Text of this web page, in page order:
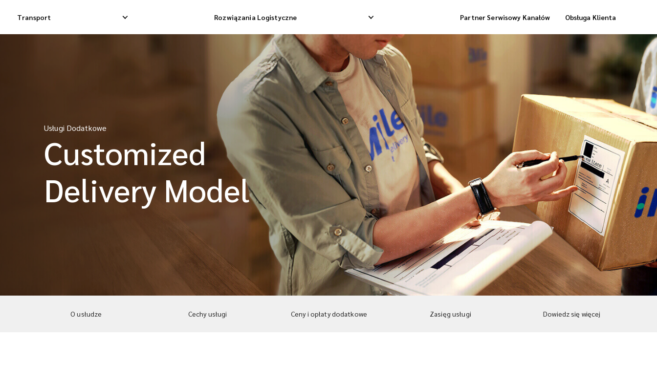
Transport Rozwiązania Logistyczne
Krajowa Dostawa Towarowa
Międzynarodowa Dostawa Dropshippingowa
Międzynarodowa Dostawa Towarowa
Międzynarodowa Konsolidacja Wysyłek
Odbiór Zwrotny
Zarządzanie Zwrotami
Usługi Magazynowe
Dostawa Zrealizowanych Zamówień
Dostawa „Cool Box”
Partner Serwisowy Kanałów Obsługa Klienta
Usługi Dodatkowe
Customized
Delivery Model
O usłudze Cechy usługi Ceny i opłaty dodatkowe Zasięg usługi Dowiedz się więcej